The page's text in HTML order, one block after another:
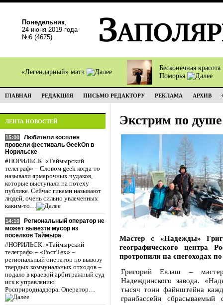
Понедельник,
24 июня 2019 года
№6 (4675)
«Легендарный» матч
Бесконечная красота
Поморья
ГЛАВНАЯ РЕДАКЦИЯ ПИСЬМО РЕДАКТОРУ РЕКЛАМА АРХИВ
ЛЕНТА НОВОСТЕЙ
15:00
Любители косплея
провели фестиваль GeekOn в
Норильске
#НОРИЛЬСК. «Таймырский
телеграф» – Словом geek когда-то
называли ярмарочных чудаков,
которые выступали на потеху
публике. Сейчас гиками называют
людей, очень сильно увлеченных
каким-то…
14:10
Региональный оператор не
может вывезти мусор из
поселков Таймыра
#НОРИЛЬСК. «Таймырский
телеграф» – «РостТех» –
региональный оператор по вывозу
твердых коммунальных отходов –
подало в краевой арбитражный суд
иск к управлению
Росприроднадзора. Оператор…
Экстрим по душе
Мастер с «Надежды»
географического центра
протропили на снегоходах
Григорий Евлаш –
Надеждинского завода.
тысяч тонн файнштейна
гранбассейн